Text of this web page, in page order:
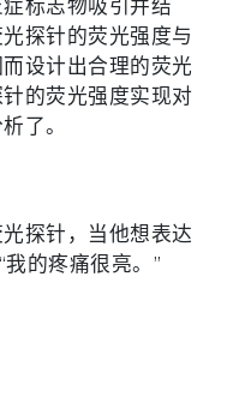
标志物吸引并结
探针的荧光强度与
设计出合理的荧光
的荧光强度实现对
了。
探针，当他想表达
我的疼痛很亮。”